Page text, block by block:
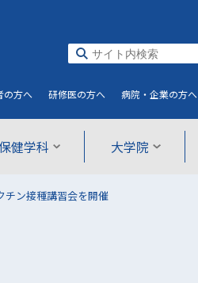
健学科 大学院
の方へ 研修医の方へ 病院・企業の方へ
チン接種講習会を開催